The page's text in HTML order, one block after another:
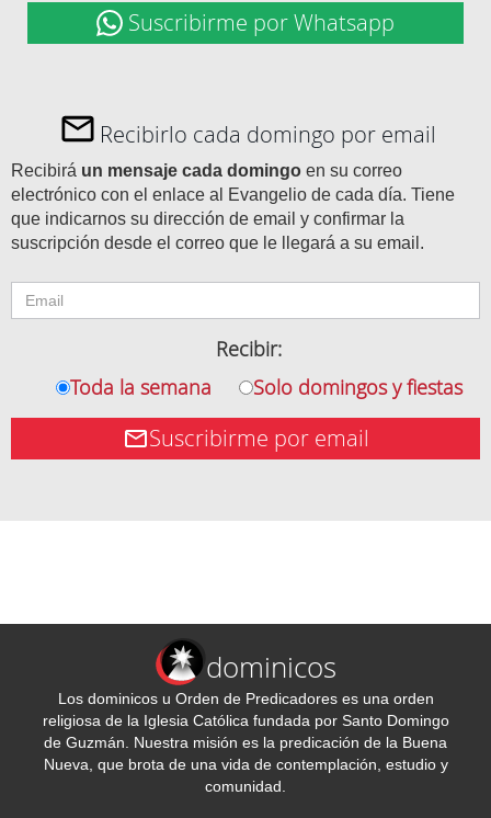
Suscribirme por Whatsapp
Recibirlo cada domingo por email
Recibirá un mensaje cada domingo en su correo
electrónico con el enlace al Evangelio de cada día. Tiene
que indicarnos su dirección de email y confirmar la
suscripción desde el correo que le llegará a su email.
Recibir:
Toda la semana
Solo domingos y fiestas
Suscribirme por email
dominicos
Los dominicos u Orden de Predicadores es una orden
religiosa de la Iglesia Católica fundada por Santo Domingo
de Guzmán. Nuestra misión es la predicación de la Buena
Nueva, que brota de una vida de contemplación, estudio y
comunidad.